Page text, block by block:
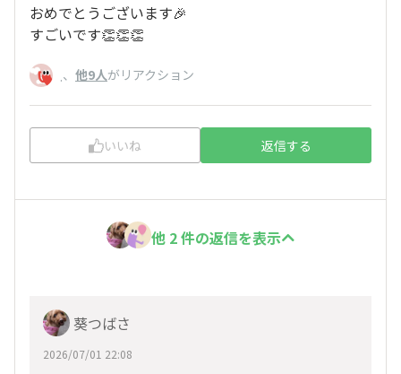
おめでとうございます🎉
すごいです👏👏👏
.、 他9人がリアクション
いいね 返信する
他 2 件の返信を表示
葵つばさ
2026/07/01 22:08